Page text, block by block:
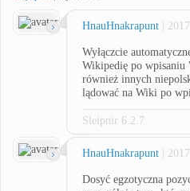
HnauHnakrapunt |
Wyłączcie
Wikipedię po wpisaniu
również innych
lądować na Wiki po
Sleipnir 6.2.7
HnauHnakrapunt |
Dosyć egzotyczna